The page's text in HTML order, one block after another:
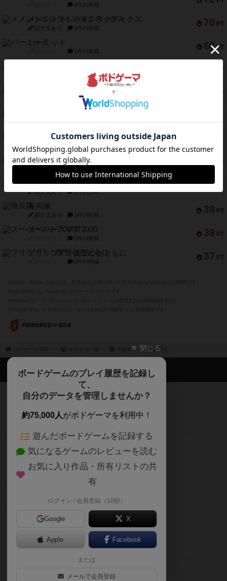
2件の投稿
70 PT
メメントオンラインタクティクス
紹介文あり 4件の投稿
68 PT
パーミッド
1件の投稿
PT
1件の投稿
PT
セミファイナル ～お前はまだ生きている～
1件の投稿
PT
紹介文あり 18件の投稿
PT
クランク! ：冒険者たち（拡張）
42 PT
とうほうの！
42 PT
スターマイン・ラミー ポケット
紹介文あり 2件の投稿
39 PT
海兵隊
紹介文あり 1件の投稿
39 PT
スーパーストア3000
1件の投稿
37 PT
フリップ７：復讐心とともに
2件の投稿
大府ボードゲーム広場
閉じる
ボードゲームのプレイ履歴を記録し
て、
自分のデータを管理しませんか？
約75,000人がボドゲーマを利用中！
遊んだボードゲームを記録する
気になるゲームのレビューを読む
お気に入り作品・所有リストの共
有
ログイン / 会員登録（10秒）
Google X
Apple Facebook
または
メールで会員登録
ボドゲーマTOP
ボードゲームを検索する
ボードゲームの新着レビュー
ボードゲーム会情報
メカニクス特集
掲示板・トピックス
ボドとも・会員一覧
ボードゲーム業界コラム
ボドゲーマご利用案内